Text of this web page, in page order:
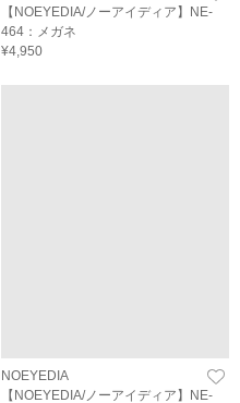
【NOEYEDIA/ノーアイディア】NE-
464：メガネ
¥4,950
NOEYEDIA
【NOEYEDIA/ノーアイディア】NE-